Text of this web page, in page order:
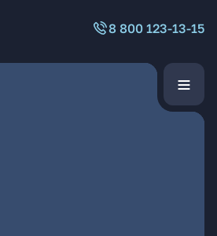
8 800 123-13-15